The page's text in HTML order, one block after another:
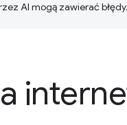
AI mogą zawierać błędy.